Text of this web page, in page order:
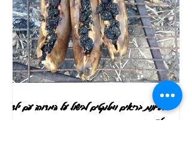
רעיונות בריאים ומלוקטים לבישול על המדורה עם ילדים
בל"ג בעומר